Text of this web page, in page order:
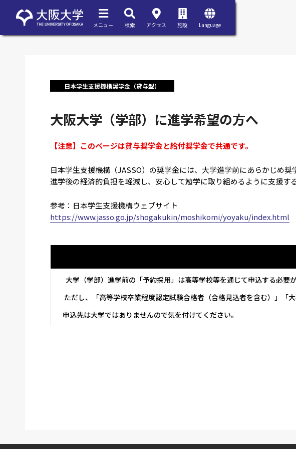
メニュー 検索 アクセス 施設 Language
日本学生支援機構奨学金（貸与型）
大阪大学（学部）に進学希望の方へ
【注意】このページは貸与奨学金と給付奨学金で共通です。
日本学生支援機構（JASSO）の奨学金には、大学進学前にあらかじめ
進学後の経済的負担を軽減し、安心して勉学に取り組めるように支援す
参考：日本学生支援機構ウェブサイト
https://www.jasso.go.jp/shogakukin/moshikomi/yoyaku/index.html
大学（学部）進学前の「予約採用」は高等学校等を通じて申込する必
ただし、「高等学校卒業程度認定試験合格者（合格見込者を含む）
    申込先は大学ではありませんので気を付けてください。